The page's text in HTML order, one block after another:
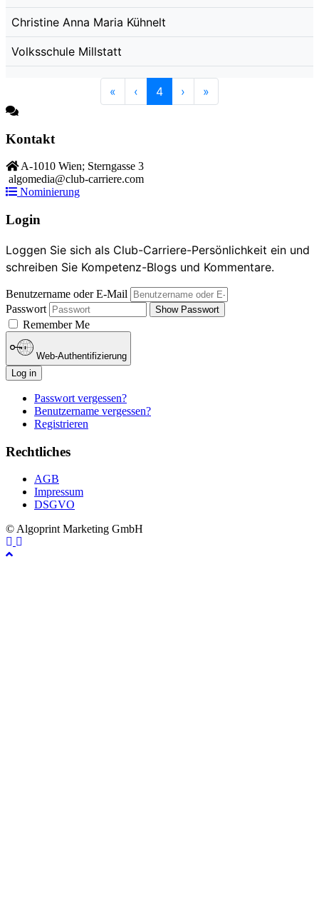
Christine Anna Maria Kühnelt
Volksschule Millstatt
« ‹ 4 › »
Kontakt
A-1010 Wien; Sterngasse 3
algomedia@club-carriere.com
Nominierung
Login
Loggen Sie sich als Club-Carriere-Persönlichkeit ein und
schreiben Sie Kompetenz-Blogs und Kommentare.
Benutzername oder E-Mail
Passwort
Show Passwort
Remember Me
Web-Authentifizierung
Log in
Passwort vergessen?
Benutzername vergessen?
Registrieren
Rechtliches
AGB
Impressum
DSGVO
© Algoprint Marketing GmbH